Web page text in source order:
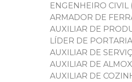
ENGENHEIRO CIVIL
ARMADOR DE
AUXILIAR DE
LÍDER DE PORTARIA
AUXILIAR DE
AUXILIAR DE
AUXILIAR DE